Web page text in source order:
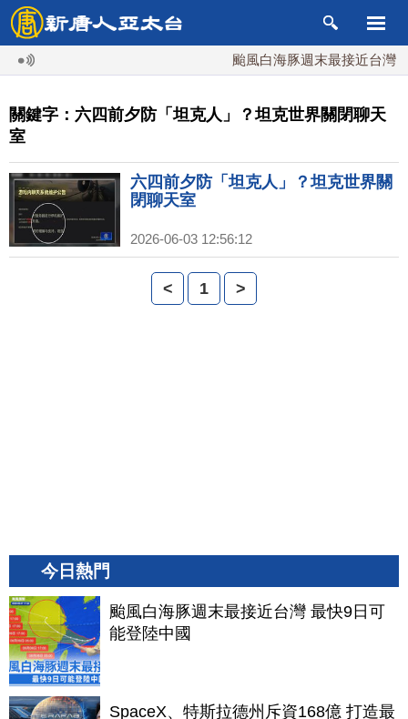
颱風白海豚週末最接近台灣
關鍵字：六四前夕防「坦克人」？坦克世界關閉聊天
室
六四前夕防「坦克人」？坦克世界關
閉聊天室
2026-06-03 12:56:12
< 1 >
今日熱門
颱風白海豚週末最接近台灣 最快9日可
能登陸中國
SpaceX、特斯拉德州斥資168億 打造最